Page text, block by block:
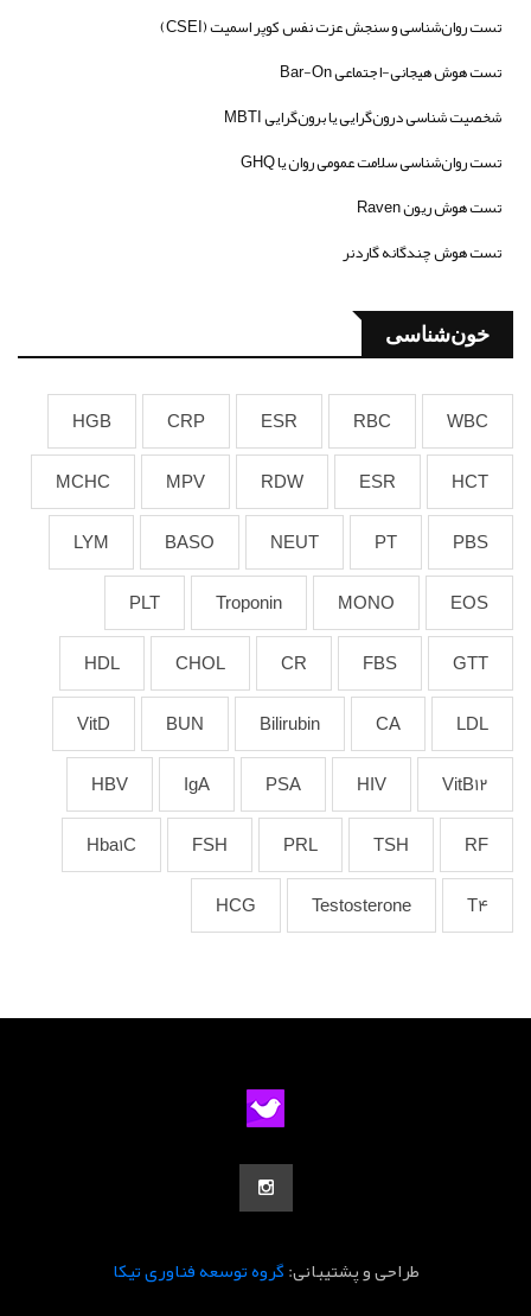
تست روان‌شناسی و سنجش عزت نفس کوپر اسمیت (CSEI)
تست هوش هیجانی-اجتماعی Bar-On
شخصیت شناسی درون‌گرایی یا برون‌گرایی MBTI
تست روان‌شناسی سلامت عمومی روان یا GHQ
تست هوش ریون Raven
تست هوش چندگانه گاردنر
خون‌شناسی
WBC
RBC
ESR
CRP
HGB
HCT
ESR
RDW
MPV
MCHC
PBS
PT
NEUT
BASO
LYM
EOS
MONO
Troponin
PLT
GTT
FBS
CR
CHOL
HDL
LDL
CA
Bilirubin
BUN
VitD
VitB12
HIV
PSA
IgA
HBV
RF
TSH
PRL
FSH
Hba1C
T4
Testosterone
HCG
طراحی و پشتیبانی:گروه توسعه فناوری تیکا